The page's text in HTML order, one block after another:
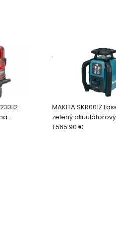
4V-6B,
MAKITA SKR001Z
zelený akuulátorový
max, LXT 18 V a CXT
.
1 565.90 €